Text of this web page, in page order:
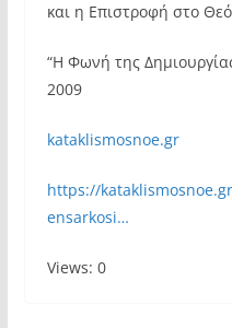
και η Επιστροφή στο
“Η Φωνή της
2009
kataklismosnoe.gr
https://
ensarkosi…
Views: 0